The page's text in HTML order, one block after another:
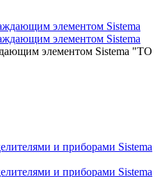
элементом Sistema "TO